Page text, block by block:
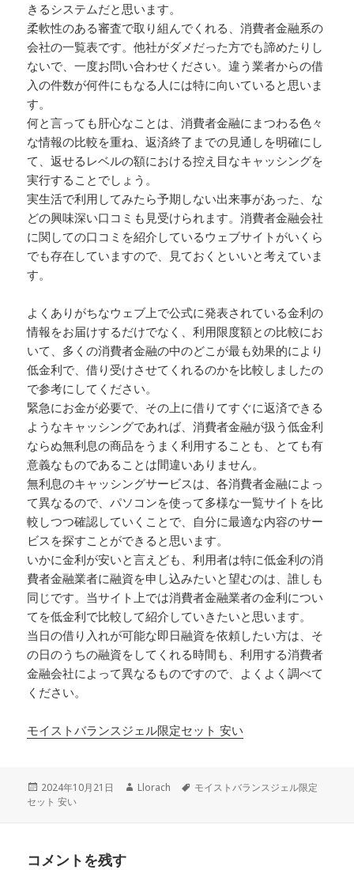
きるシステムだと思います。
柔軟性のある審査で取り組んでくれる、消費者金融系の
会社の一覧表です。他社がダメだった方でも諦めたりし
ないで、一度お問い合わせください。違う業者からの借
入の件数が何件にもなる人には特に向いていると思いま
す。
何と言っても肝心なことは、消費者金融にまつわる色々
な情報の比較を重ね、返済終了までの見通しを明確にし
て、返せるレベルの額における控え目なキャッシングを
実行することでしょう。
実生活で利用してみたら予期しない出来事があった、な
どの興味深い口コミも見受けられます。消費者金融会社
に関しての口コミを紹介しているウェブサイトがいくら
でも存在していますので、見ておくといいと考えていま
す。
よくありがちなウェブ上で公式に発表されている金利の
情報をお届けするだけでなく、利用限度額との比較にお
いて、多くの消費者金融の中のどこが最も効果的により
低金利で、借り受けさせてくれるのかを比較しましたの
で参考にしてください。
緊急にお金が必要で、その上に借りてすぐに返済できる
ようなキャッシングであれば、消費者金融が扱う低金利
ならぬ無利息の商品をうまく利用することも、とても有
意義なものであることは間違いありません。
無利息のキャッシングサービスは、各消費者金融によっ
て異なるので、パソコンを使って多様な一覧サイトを比
較しつつ確認していくことで、自分に最適な内容のサー
ビスを探すことができると思います。
いかに金利が安いと言えども、利用者は特に低金利の消
費者金融業者に融資を申し込みたいと望むのは、誰しも
同じです。当サイト上では消費者金融業者の金利につい
てを低金利で比較して紹介していきたいと思います。
当日の借り入れが可能な即日融資を依頼したい方は、そ
の日のうちの融資をしてくれる時間も、利用する消費者
金融会社によって異なるものですので、よくよく調べて
ください。
モイストバランスジェル限定セット 安い
投
稿
2024年10月21日
作
Llorach
タ
モイストバランスジェル限定
セット 安い
コメントを残す